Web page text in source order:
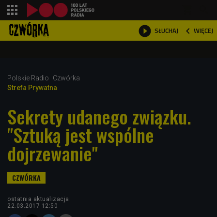
 SŁUCHAJ  WIĘCEJ

Polskie Radio
Czwórka
Strefa Prywatna
Sekrety udanego związku.
"Sztuką jest wspólne
dojrzewanie"
ostatnia aktualizacja:
22.03.2017 12:50